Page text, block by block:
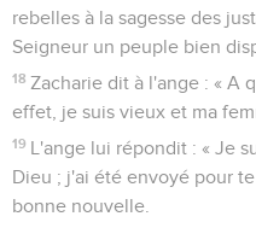
rebelles à la sagesse des
Seigneur un peuple bien
18 Zacharie dit à l'ange : « A
effet, je suis vieux et ma
19 L'ange lui répondit : « Je
Dieu ; j'ai été envoyé pour
bonne nouvelle.